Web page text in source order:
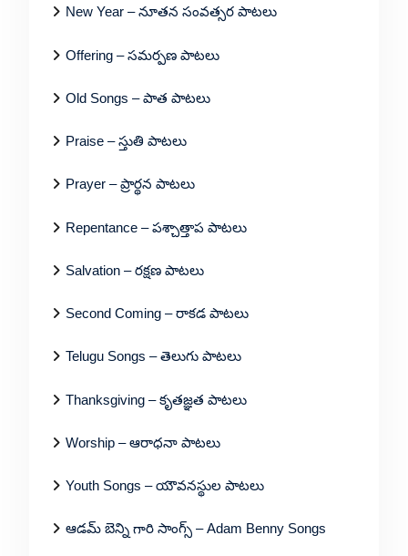
New Year – నూతన సంవత్సర పాటలు
Offering – సమర్పణ పాటలు
Old Songs – పాత పాటలు
Praise – స్తుతి పాటలు
Prayer – ప్రార్థన పాటలు
Repentance – పశ్చాత్తాప పాటలు
Salvation – రక్షణ పాటలు
Second Coming – రాకడ పాటలు
Telugu Songs – తెలుగు పాటలు
Thanksgiving – కృతజ్ఞత పాటలు
Worship – ఆరాధనా పాటలు
Youth Songs – యౌవనస్థుల పాటలు
ఆడమ్ బెన్ని గారి సాంగ్స్ – Adam Benny Songs